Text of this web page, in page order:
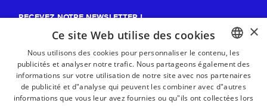
RECEVEZ NOTRE NEWSLETTER !
BASQUE
FRENCH
×
Ce site Web utilise des cookies
Nous utilisons des cookies pour personnaliser le contenu, les
publicités et analyser notre trafic. Nous partageons également des
informations sur votre utilisation de notre site avec nos partenaires
de publicité et d"analyse qui peuvent les combiner avec d"autres
informations que vous leur avez fournies ou qu"ils ont collectées lors